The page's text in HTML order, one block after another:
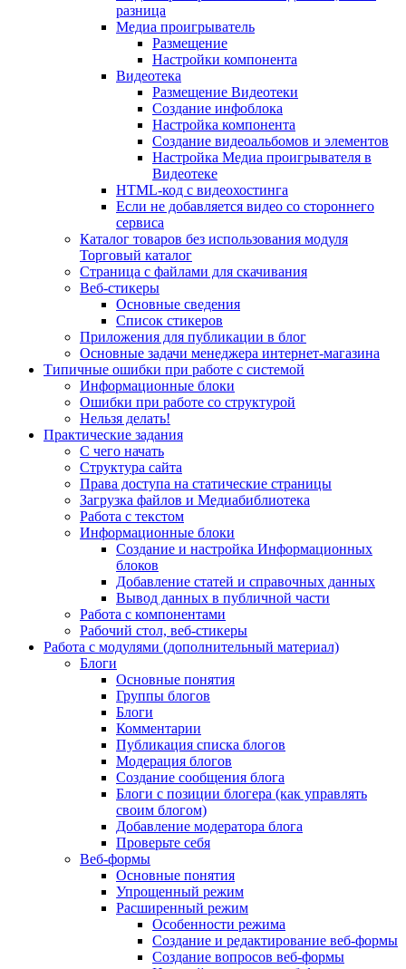
разница
Медиа проигрыватель
Размещение
Настройки компонента
Видеотека
Размещение Видеотеки
Создание инфоблока
Настройка компонента
Создание видеоальбомов и элементов
Настройка Медиа проигрывателя в
Видеотеке
HTML-код с видеохостинга
Если не добавляется видео со стороннего
сервиса
Каталог товаров без использования модуля
Торговый каталог
Страница с файлами для скачивания
Веб-стикеры
Основные сведения
Список стикеров
Приложения для публикации в блог
Основные задачи менеджера интернет-магазина
Типичные ошибки при работе с системой
Информационные блоки
Ошибки при работе со структурой
Нельзя делать!
Практические задания
С чего начать
Структура сайта
Права доступа на статические страницы
Загрузка файлов и Медиабиблиотека
Работа с текстом
Информационные блоки
Создание и настройка Информационных
блоков
Добавление статей и справочных данных
Вывод данных в публичной части
Работа с компонентами
Рабочий стол, веб-стикеры
Работа с модулями (дополнительный материал)
Блоги
Основные понятия
Группы блогов
Блоги
Комментарии
Публикация списка блогов
Модерация блогов
Создание сообщения блога
Блоги с позиции блогера (как управлять
своим блогом)
Добавление модератора блога
Проверьте себя
Веб-формы
Основные понятия
Упрощенный режим
Расширенный режим
Особенности режима
Создание и редактирование веб-формы
Создание вопросов веб-формы